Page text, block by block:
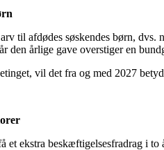
til afdødes søskendes børn, dvs.
den årlige gave overstiger en
vil det fra og med 2027
et ekstra beskæftigelsesfradrag i